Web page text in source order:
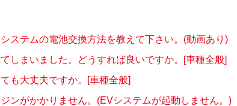
ステムの電池交換方法を教えて下さい。(動画あり)
しまいました。どうすれば良いですか。[車種全般]
も大丈夫ですか。[車種全般]
ンがかかりません。(EVシステムが起動しません。)